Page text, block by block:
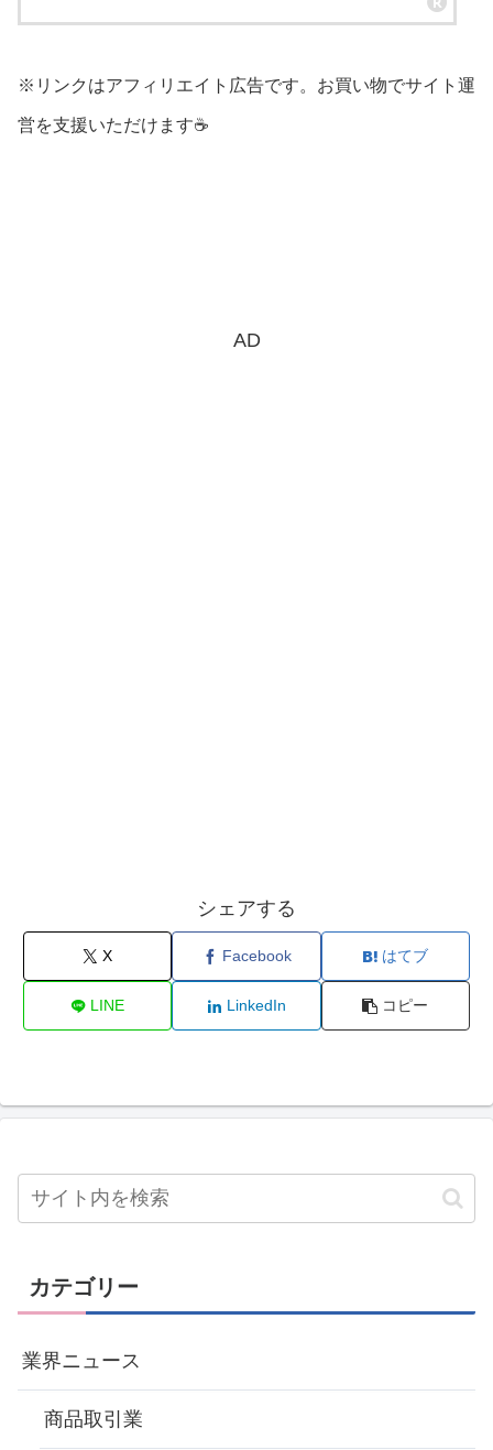
※リンクはアフィリエイト広告です。お買い物でサイト運
営を支援いただけます☕
AD
シェアする
X Facebook はてブ
LINE LinkedIn コピー
カテゴリー
業界ニュース
商品取引業